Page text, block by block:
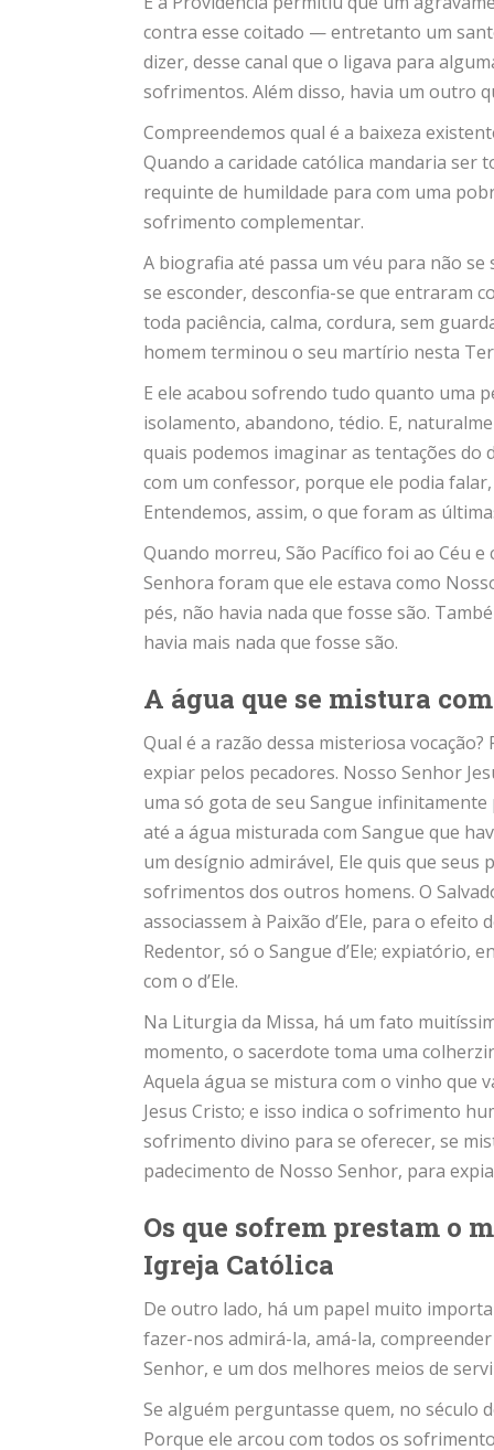
contra esse coitado — entretanto um
dizer, desse canal que o ligava para
sofrimentos. Além disso, havia um outro
Compreendemos qual é a baixeza
Quando a caridade católica mandaria ser
requinte de humildade para com uma
sofrimento complementar.
A biografia até passa um véu para não
se esconder, desconfia-se que entraram
toda paciência, calma, cordura, sem
homem terminou o seu martírio nesta
E ele acabou sofrendo tudo quanto uma
isolamento, abandono, tédio. E,
quais podemos imaginar as tentações do
com um confessor, porque ele podia
Entendemos, assim, o que foram as
Quando morreu, São Pacífico foi ao Céu
Senhora foram que ele estava como
pés, não havia nada que fosse são.
havia mais nada que fosse são.
A água que se mistura
Qual é a razão dessa misteriosa
expiar pelos pecadores. Nosso Senhor
uma só gota de seu Sangue
até a água misturada com Sangue que
um desígnio admirável, Ele quis que
sofrimentos dos outros homens. O
associassem à Paixão d’Ele, para o
Redentor, só o Sangue d’Ele;
com o d’Ele.
Na Liturgia da Missa, há um fato
momento, o sacerdote toma uma
Aquela água se mistura com o vinho que
Jesus Cristo; e isso indica o sofrimento
sofrimento divino para se oferecer, se
padecimento de Nosso Senhor, para
Os que sofrem prestam o
Igreja Católica
De outro lado, há um papel muito
fazer-nos admirá-la, amá-la,
Senhor, e um dos melhores meios de
Se alguém perguntasse quem, no século
Porque ele arcou com todos os